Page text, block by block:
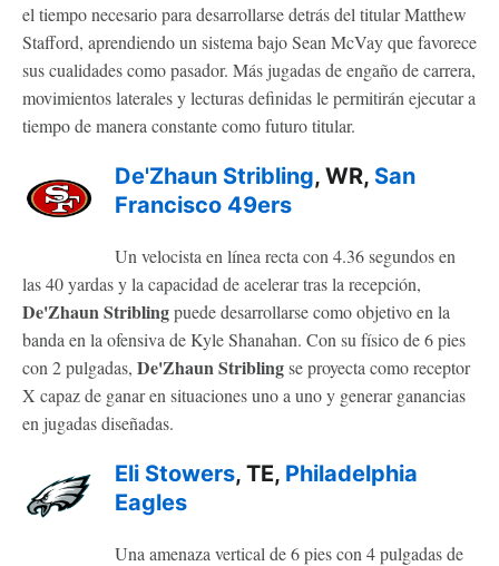
el tiempo necesario para desarrollarse detrás del titular Matthew
Stafford, aprendiendo un sistema bajo Sean McVay que favorece
sus cualidades como pasador. Más jugadas de engaño de carrera,
movimientos laterales y lecturas definidas le permitirán ejecutar a
tiempo de manera constante como futuro titular.
De'Zhaun Stribling, WR, San
Francisco 49ers
Un velocista en línea recta con 4.36 segundos en
las 40 yardas y la capacidad de acelerar tras la recepción,
De'Zhaun Striblingpuede desarrollarse como objetivo en la
banda en la ofensiva de Kyle Shanahan. Con su físico de 6 pies
con 2 pulgadas, De'Zhaun Striblingse proyecta como receptor
X capaz de ganar en situaciones uno a uno y generar ganancias
en jugadas diseñadas.
Eli Stowers, TE, Philadelphia
Eagles
Una amenaza vertical de 6 pies con 4 pulgadas de